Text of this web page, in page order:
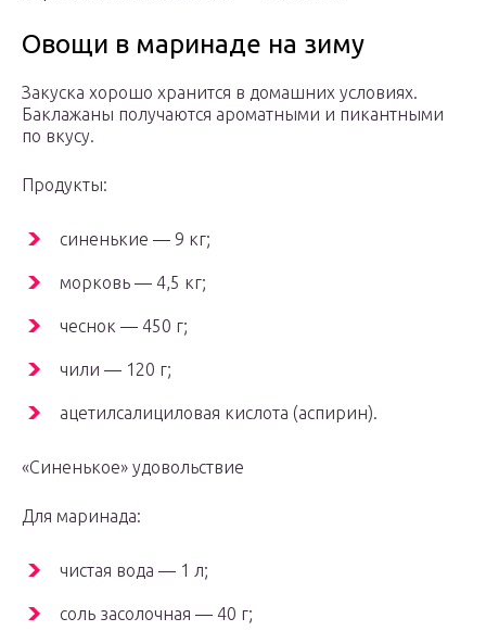
Овощи в маринаде на зиму
Закуска хорошо хранится в домашних условиях.
Баклажаны получаются ароматными и пикантными
по вкусу.
Продукты:
синенькие — 9 кг;
морковь — 4,5 кг;
чеснок — 450 г;
чили — 120 г;
ацетилсалициловая кислота (аспирин).
«Синенькое» удовольствие
Для маринада:
чистая вода — 1 л;
соль засолочная — 40 г;